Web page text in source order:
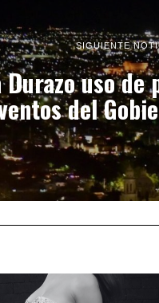
SIGUIENTE
uso de
del